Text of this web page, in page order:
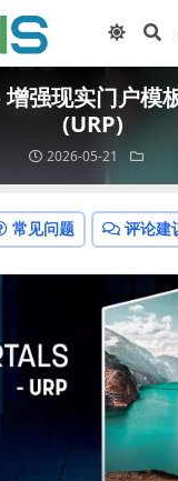
强现实门户模
(URP)
2026-05-21
常见问题 评论建